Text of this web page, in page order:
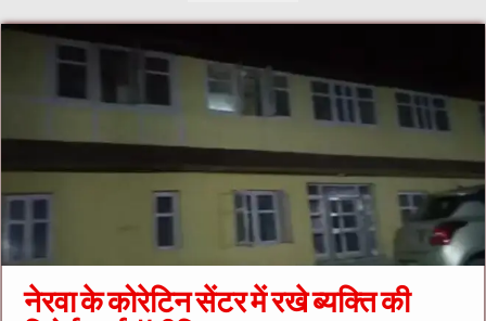
नेरवा के कोरेटिन सेंटर में रखे ब्यक्ति की